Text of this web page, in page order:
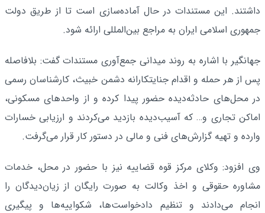
داشتند. این مستندات در حال آماده‌سازی است تا از طریق دولت
جمهوری اسلامی ایران به مراجع بین‌المللی ارائه شود.
جهانگیر با اشاره به روند میدانی جمع‌آوری مستندات گفت: بلافاصله
پس از هر حمله و اقدام جنایتکارانه دشمن خبیث، کارشناسان رسمی
در محل‌های حادثه‌دیده حضور پیدا کرده و از واحدهای مسکونی،
اماکن تجاری و… که آسیب‌دیده بازدید می‌کردند و ارزیابی خسارات
وارده و تهیه گزارش‌های فنی و مالی در دستور کار قرار می‌گرفت.
وی افزود: وکلای مرکز قوه قضاییه نیز با حضور در محل، خدمات
مشاوره حقوقی و اخذ وکالت به صورت رایگان از زیان‌دیدگان را
انجام می‌دادند و تنظیم دادخواست‌ها، شکواییه‌ها و پیگیری